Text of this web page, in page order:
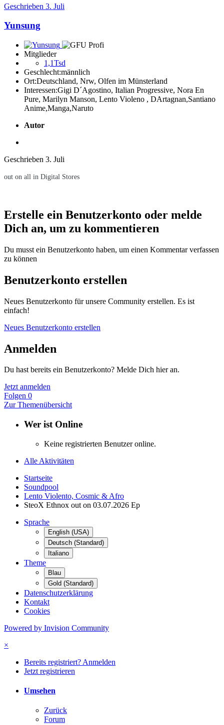
Geschrieben 3. Juli
Yunsung
Mitglieder
1,1Tsd
Geschlecht:männlich
Ort:Deutschland, Nrw, Olfen im Münsterland
Interessen:Gigi D´Agostino, Italian Progressive, Nora En
Pure, Marilyn Manson, Lento Violeno , DArtagnan,Santiano
Anime,Manga,Naruto
Autor
Geschrieben 3. Juli
out on all in Digital Stores
Erstelle ein Benutzerkonto oder melde
Dich an, um zu kommentieren
Du musst ein Benutzerkonto haben, um einen Kommentar verfassen
zu können
Benutzerkonto erstellen
Neues Benutzerkonto für unsere Community erstellen. Es ist
einfach!
Neues Benutzerkonto erstellen
Anmelden
Du hast bereits ein Benutzerkonto? Melde Dich hier an.
Jetzt anmelden
Folgen 0
Zur Themenübersicht
Wer ist Online
Keine registrierten Benutzer online.
Alle Aktivitäten
Startseite
Soundpool
Lento Violento, Cosmic & Afro
SteoX Ethnox out on 03.07.2026 Ep
Sprache
English (USA)
Deutsch (Standard)
Italiano
Theme
Blau
Gold (Standard)
Datenschutzerklärung
Kontakt
Cookies
Powered by Invision Community
×
Bereits registriert? Anmelden
Jetzt registrieren
Umsehen
Zurück
Forum